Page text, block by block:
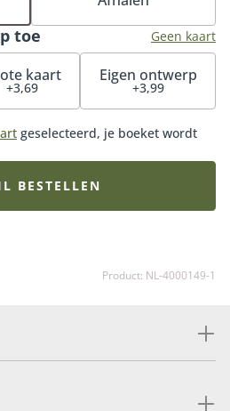
cadeau. Voor jezelf of
toe Geen kaart
kaart
+3,69
Eigen ontwerp
+3,99
geselecteerd, je boeket wordt
BESTELLEN
Product: NL-4000149-1